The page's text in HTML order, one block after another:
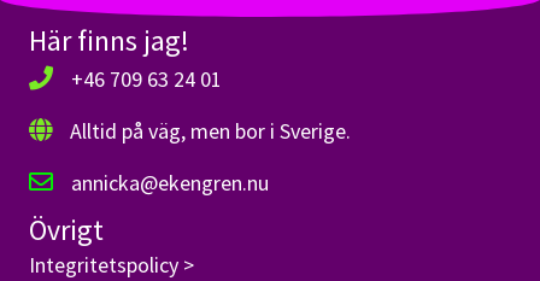
Här finns jag!
+46 709 63 24 01
Alltid på väg, men bor i Sverige.
annicka@ekengren.nu
Övrigt
Integritetspolicy >